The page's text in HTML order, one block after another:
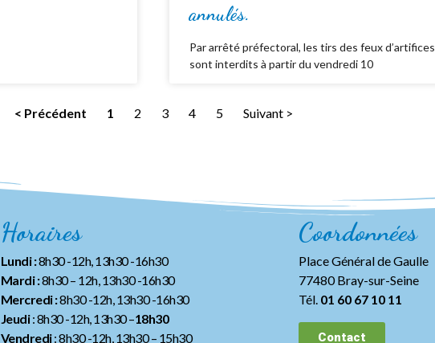
annulés.
Par arrêté préfectoral, les tirs des feux d’artifices
sont interdits à partir du vendredi 10
< Précédent 1 2 3 4 5 Suivant >
Horaires
Lundi :8h30 -12h, 13h30 -16h30
Mardi :8h30 – 12h, 13h30 -16h30
Mercredi :8h30 -12h, 13h30 -16h30
Jeudi: 8h30 -12h, 13h30 –18h30
Vendredi: 8h30 -12h, 13h30– 15h30
Coordonnées
Place Général de Gaulle
77480 Bray-sur-Seine
Tél. 01 60 67 10 11
Contact